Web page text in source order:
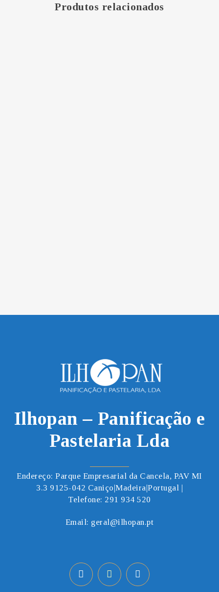
Produtos relacionados
Ilhopan – Panificação e
Pastelaria Lda
Endereço: Parque Empresarial da Cancela, PAV MI
3.3 9125-042 Caniço|Madeira|Portugal |
Telefone: 291 934 520
Email: geral@ilhopan.pt